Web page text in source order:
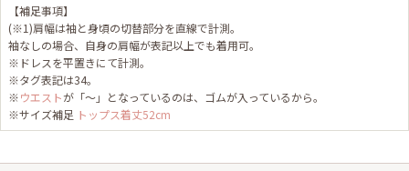
【補足事項】
(※1)肩幅は袖と身頃の切替部分を直線で計測。
袖なしの場合、自身の肩幅が表記以上でも着用可。
※ドレスを平置きにて計測。
※タグ表記は34。
※ウエストが「～」となっているのは、ゴムが入っているから。
※サイズ補足 トップス着丈52cm